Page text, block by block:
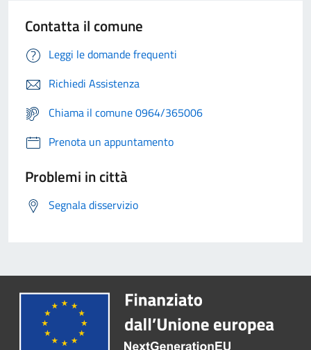
Contatta il comune
Leggi le domande frequenti
Richiedi Assistenza
Chiama il comune 0964/365006
Prenota un appuntamento
Problemi in città
Segnala disservizio